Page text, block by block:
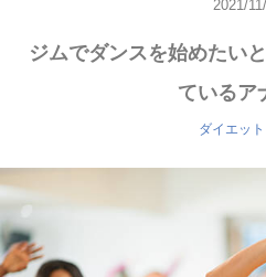
2021/
ジムでダンスを始めたい
ているア
ダイエット